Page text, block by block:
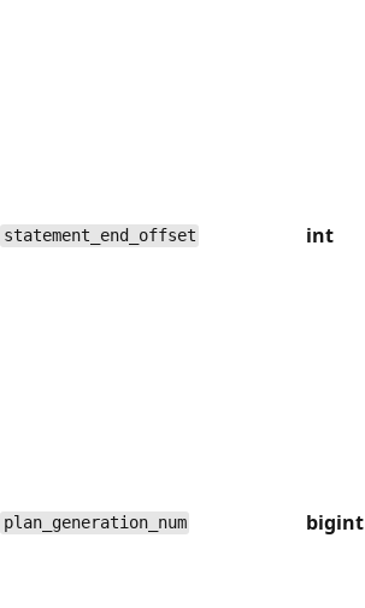
statement_end_offset int
plan_generation_num bigint